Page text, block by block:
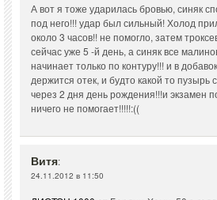
А вот я тоже ударилась бровью, синяк
под него!!! удар был сильный! Холод
около 3 часов!! не помогло, затем
сейчас уже 5 -й день, а синяк все
начинает только по контуру!!! и в
держится отек, и будто какой то пузырь
через 2 дня день рождения!!!и экзамен
ничего не помогает!!!!!:((
Витя:
24.11.2012 в 11:50